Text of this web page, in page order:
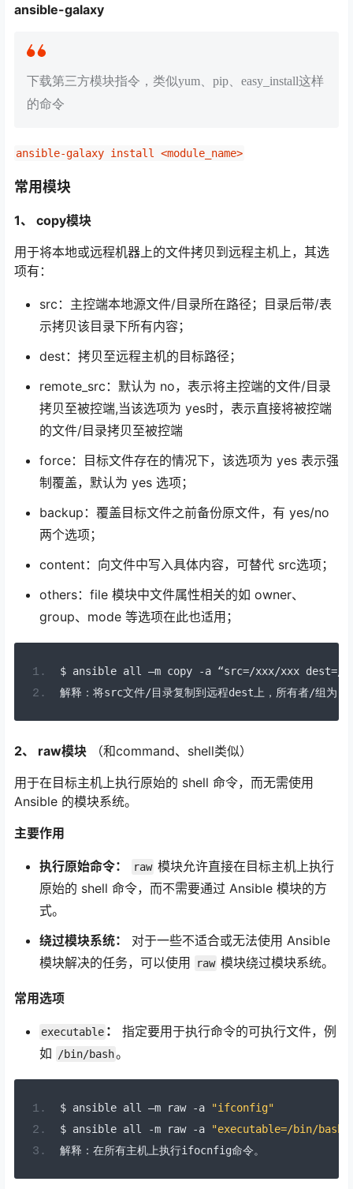
ansible-galaxy
下载第三方模块指令，类似yum、pip、easy_install这样
的命令
ansible-galaxy install <module_name>
常用模块
1、 copy模块
用于将本地或远程机器上的文件拷贝到远程主机上，其选
项有：
src：主控端本地源文件/目录所在路径；目录后带/表
示拷贝该目录下所有内容；
dest：拷贝至远程主机的目标路径；
remote_src：默认为 no，表示将主控端的文件/目录
拷贝至被控端,当该选项为 yes时，表示直接将被控端
的文件/目录拷贝至被控端
force：目标文件存在的情况下，该选项为 yes 表示强
制覆盖，默认为 yes 选项；
backup：覆盖目标文件之前备份原文件，有 yes/no
两个选项；
content：向文件中写入具体内容，可替代 src选项；
others：file 模块中文件属性相关的如 owner、
group、mode 等选项在此也适用；
$ ansible all –m copy -a “src=/xxx/xxx dest=/
解释：将src文件/目录复制到远程dest 上，所有者/组为
2、 raw模块 （和command、shell类似）
用于在目标主机上执行原始的 shell 命令，而无需使用
Ansible 的模块系统。
主要作用
执行原始命令： raw 模块允许直接在目标主机上执行
原始的 shell 命令，而不需要通过 Ansible 模块的方
式。
绕过模块系统：
对于一些不适合或无法使用 Ansible
模块解决的任务，可以使用
raw 模块绕过模块系统。
常用选项
executable ：
指定要用于执行命令的可执行文件，例
如
/bin/bash。
$ ansible all –m raw -a
"ifconfig"
$ ansible all
-m raw -a
"executable=/bin/
解释：在所有主机上执行ifocnfig命令。